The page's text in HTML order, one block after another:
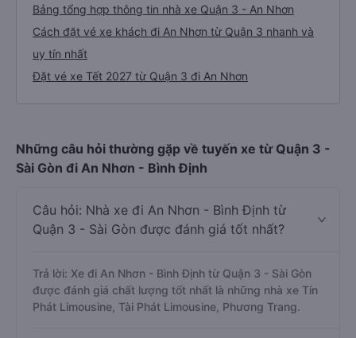
Bảng tổng hợp thông tin nhà xe Quận 3 - An Nhơn
Cách đặt vé xe khách đi An Nhơn từ Quận 3 nhanh và
uy tín nhất
Đặt vé xe Tết 2027 từ Quận 3 đi An Nhơn
Những câu hỏi thường gặp về tuyến xe từ Quận 3 -
Sài Gòn đi An Nhơn - Bình Định
Câu hỏi: Nhà xe đi An Nhơn - Bình Định từ
Quận 3 - Sài Gòn được đánh giá tốt nhất?
Trả lời: Xe đi An Nhơn - Bình Định từ Quận 3 - Sài Gòn
được đánh giá chất lượng tốt nhất là những nhà xe Tín
Phát Limousine, Tài Phát Limousine, Phương Trang.